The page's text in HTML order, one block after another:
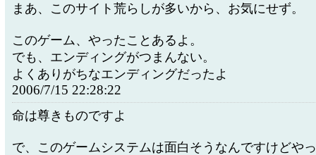
まあ、このサイト荒らしが多いから、お気にせず。
このゲーム、やったことあるよ。
でも、エンディングがつまんない。
よくありがちなエンディングだったよ
2006/7/15 22:28:22
命は尊きものですよ
で、このゲームシステムは面白そうなんですけどや